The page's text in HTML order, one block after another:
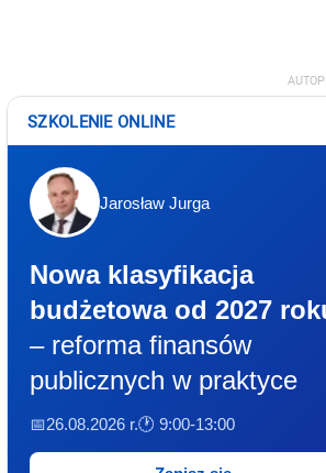
SZKOLENIE ONLINE
Jarosław Jurga
Nowa klasyfikacja
budżetowa od 2027
– reforma finansów
publicznych w praktyce
📅26.08.2026 r.🕐 9:00-13:00